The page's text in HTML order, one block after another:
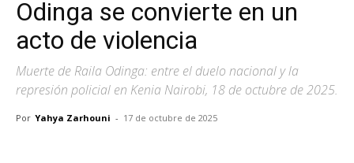
Odinga se convierte en un
acto de violencia
Muerte de Raila Odinga: entre el duelo nacional y la
represión policial en Kenia Nairobi, 18 de octubre de 2025.
Por Yahya Zarhouni - 17 de octubre de 2025